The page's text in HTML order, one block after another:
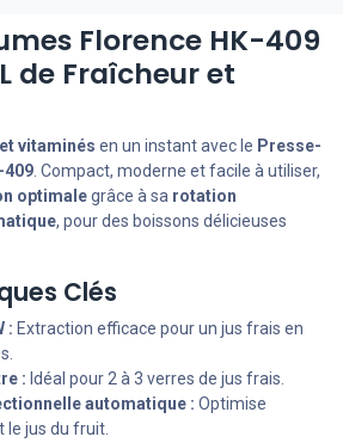
Florence HK-409
de Fraîcheur et
vitaminés en un instant avec le Presse-
409 . Compact, moderne et facile à utiliser,
optimalegrâce à sa rotation
, pour des boissons délicieuses
Clés
: Extraction efficace pour un jus frais en
: Idéal pour 2 à 3 verres de jus frais.
automatique : Optimise
le jus du fruit.